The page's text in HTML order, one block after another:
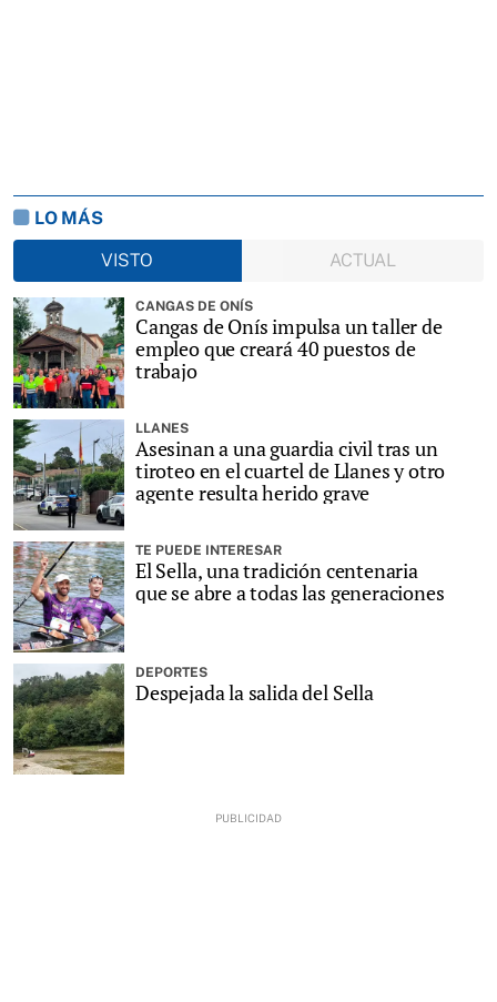
LO MÁS
VISTO
ACTUAL
CANGAS DE ONÍS
Cangas de Onís impulsa un taller de
empleo que creará 40 puestos de
trabajo
LLANES
Asesinan a una guardia civil tras un
tiroteo en el cuartel de Llanes y otro
agente resulta herido grave
TE PUEDE INTERESAR
El Sella, una tradición centenaria
que se abre a todas las generaciones
DEPORTES
Despejada la salida del Sella